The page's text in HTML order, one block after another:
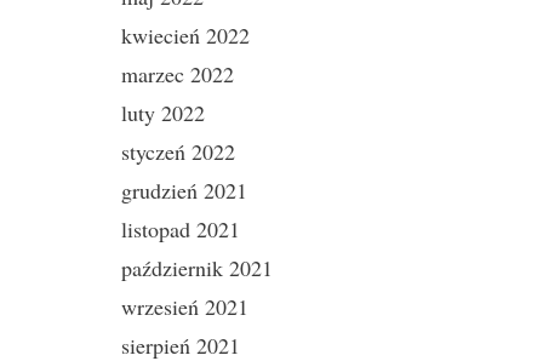
kwiecień 2022
marzec 2022
luty 2022
styczeń 2022
grudzień 2021
listopad 2021
październik 2021
wrzesień 2021
sierpień 2021